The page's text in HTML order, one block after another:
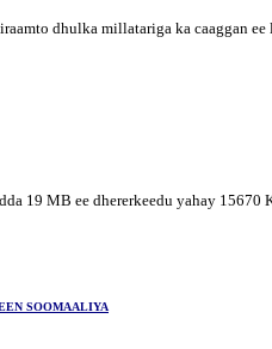
dhulka millatariga ka caaggan
19 MB ee dhererkeedu yahay
SOOMAALIYA